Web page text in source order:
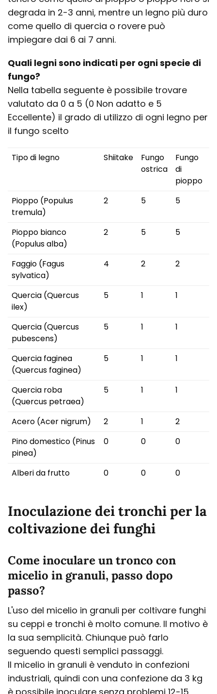
degrada in 2-3 anni, mentre un legno più duro
come quello di quercia o rovere può
impiegare dai 6 ai 7 anni.
Quali legni sono indicati per ogni specie di
fungo?
Nella tabella seguente è possibile trovare
valutato da 0 a 5 (0 Non adatto e 5
Eccellente) il grado di utilizzo di ogni legno per
il fungo scelto
Tipo di legno Shiitake
Fungo
ostrica
Fungo
di
pioppo
Pioppo (Populus
tremula)
2 5 5
Pioppo bianco
(Populus alba)
2 5 5
Faggio (Fagus
sylvatica)
4 2 2
Quercia (Quercus
ilex)
5 1 1
Quercia (Quercus
pubescens)
5 1 1
Quercia faginea
(Quercus faginea)
5 1 1
Quercia roba
(Quercus petraea)
5 1 1
Acero (Acer nigrum) 2 1
2
Pino domestico (Pinus
pinea)
0 0 0
Alberi da frutto 0 0 0
Inoculazione dei tronchi per la
coltivazione dei funghi
Come inoculare un tronco con
micelio in granuli, passo dopo
passo?
L'uso del micelio in granuli per coltivare funghi
su ceppi e tronchi è molto comune. Il motivo è
la sua semplicità. Chiunque può farlo
seguendo questi semplici passaggi.
Il micelio in granuli è venduto in confezioni
industriali, quindi con una confezione da 3 kg